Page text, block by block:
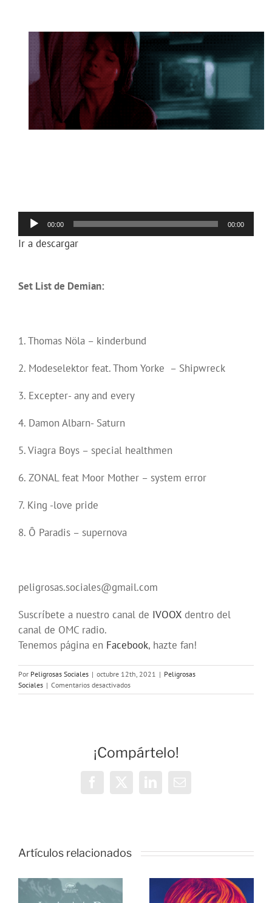
Reproductor
de
audio
00:00 00:00
Ir a descargar
Set List de Demian:
1. Thomas Nöla – kinderbund
2. Modeselektor feat. Thom Yorke – Shipwreck
3. Excepter- any and every
4. Damon Albarn- Saturn
5. Viagra Boys – special healthmen
6. ZONAL feat Moor Mother – system error
7. King -love pride
8. Ô Paradis – supernova
peligrosas.sociales@gmail.com
Suscríbete a nuestro canal de IVOOX dentro del
canal de OMC radio.
Tenemos página en Facebook, hazte fan!
Por Peligrosas Sociales | octubre 12th, 2021 | Peligrosas
Sociales | Comentarios desactivadosen
Programa
de
Peligrosas
¡Compártelo!
Artículos relacionados
Programa
Programa